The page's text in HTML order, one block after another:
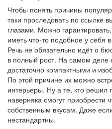
Чтобы понять причины
таки проследовать по ссылке
глазами. Можно
иметь что-то подобное у себя
Речь не обязательно идёт о
в полный рост. На самом деле
достаточно компактными и
По этой причине их можно
интерьеры. Ну а те, кто решил
наверняка смогут приобрести
собственным вкусам. Даже
нестандартны.